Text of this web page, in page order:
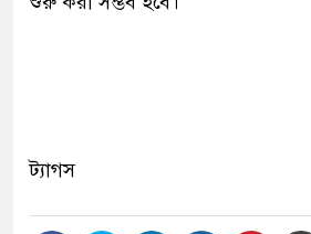
ট্যাগস